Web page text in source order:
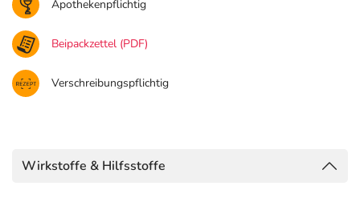
Apothekenpflichtig
Beipackzettel (PDF)
Verschreibungspflichtig
Wirkstoffe & Hilfsstoffe